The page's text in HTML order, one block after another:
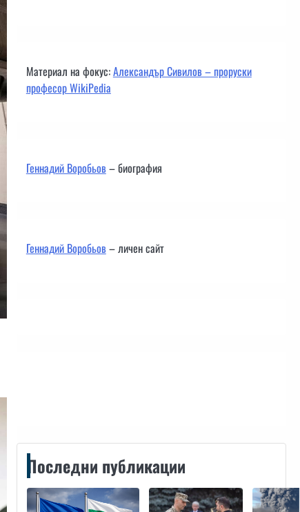
Материал на фокус:Александър Сивилов – проруски
професор WikiPedia
Геннадий Воробьов– биография
Геннадий Воробьов– личен сайт
Последни публикации